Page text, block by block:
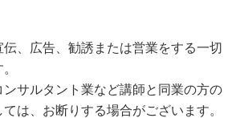
伝、広告、勧誘または営業をする一切
ンサルタント業など講師と同業の方の
は、お断りする場合がございます。